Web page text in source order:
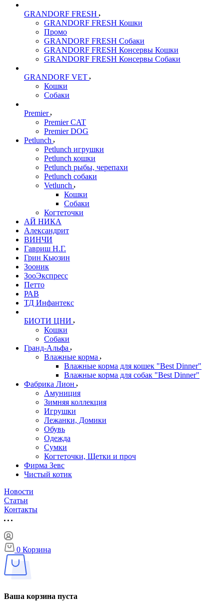
GRANDORF FRESH
GRANDORF FRESH Кошки
Промо
GRANDORF FRESH Собаки
GRANDORF FRESH Консервы Кошки
GRANDORF FRESH Консервы Собаки
GRANDORF VET
Кошки
Собаки
Premier
Premier CAT
Premier DOG
Petlunch
Petlunch игрушки
Petlunch кошки
Petlunch рыбы, черепахи
Petlunch собаки
Vetlunch
Кошки
Собаки
Когтеточки
АЙ НИКА
Александрит
ВИНЧИ
Гавриш Н.Г.
Грин Кьюзин
Зооник
ЗооЭкспресс
Петто
РАВ
ТД Инфантекс
БИОТИ ЦНИ
Кошки
Собаки
Гранд-Альфа
Влажные корма
Влажные корма для кошек "Best Dinner"
Влажные корма для собак "Best Dinner"
Фабрика Лион
Амуниция
Зимняя коллекция
Игрушки
Лежанки, Домики
Обувь
Одежда
Сумки
Когтеточки, Щетки и проч
Фирма Зевс
Чистый котик
Новости
Статьи
Контакты
0 Корзина
Ваша корзина пуста